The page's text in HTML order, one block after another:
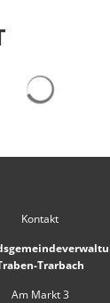
Kontakt
Trarbach
Am Markt 3